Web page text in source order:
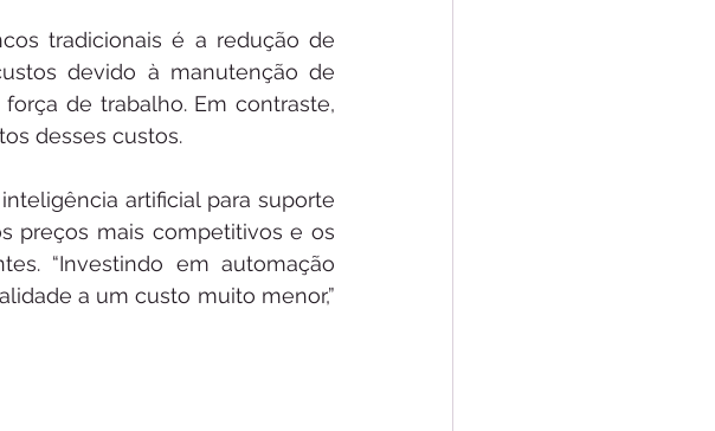
tradicionais é a redução de
devido à manutenção de
de trabalho. Em contraste,
desses custos.
artificial para suporte
preços mais competitivos e os
“Investindo em automação
a um custo muito menor,”